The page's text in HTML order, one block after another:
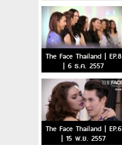
The Face Thailand | EP.8
| 6 ธ.ค. 2557
The Face Thailand | EP.6
| 15 พ.ย. 2557